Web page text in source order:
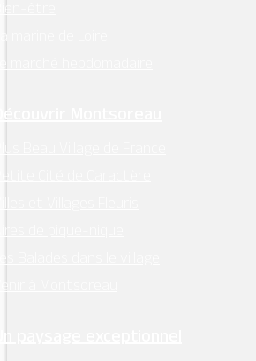
être
marine de Loire
marché hebdomadaire
Montsoreau
Beau Village de France
Cité de Caractère
et Villages Fleuris
de pique-nique
Balades dans le village
à Montsoreau
paysage exceptionnel